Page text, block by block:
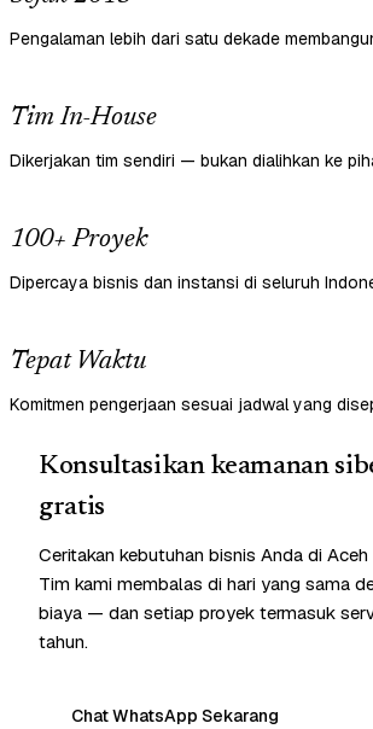
Pengalaman lebih dari satu dekade
Tim In-House
Dikerjakan tim sendiri — bukan dialihkan ke
100+ Proyek
Dipercaya bisnis dan instansi di seluruh
Tepat Waktu
Komitmen pengerjaan sesuai jadwal yang
Konsultasikan keamanan
gratis
Ceritakan kebutuhan bisnis Anda di Aceh
Tim kami membalas di hari yang sama
biaya — dan setiap proyek termasuk
tahun.
Chat WhatsApp Sekarang